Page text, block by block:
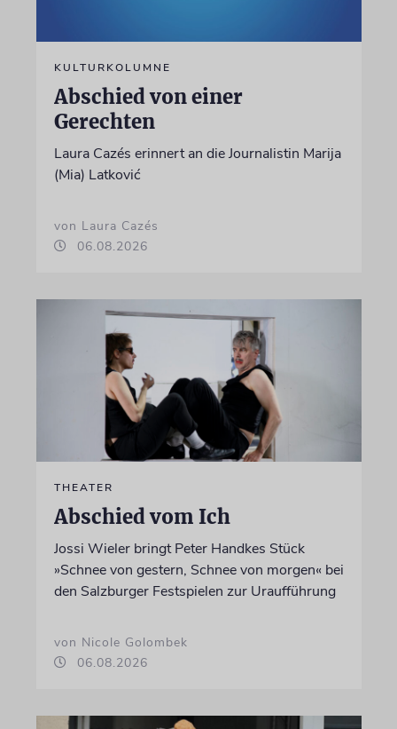
KULTURKOLUMNE
Abschied von einer
Gerechten
Laura Cazés erinnert an die Journalistin Marija
(Mia) Latković
von Laura Cazés
06.08.2026
THEATER
Abschied vom Ich
Jossi Wieler bringt Peter Handkes Stück
»Schnee von gestern, Schnee von morgen« bei
den Salzburger Festspielen zur Uraufführung
von Nicole Golombek
06.08.2026